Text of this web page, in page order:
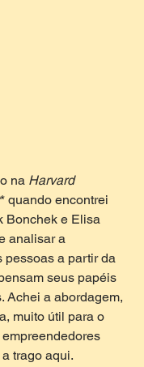
na Harvard
* quando encontrei
Bonchek e Elisa
analisar a
pessoas a partir da
seus papéis
Achei a abordagem,
muito útil para o
trago aqui.